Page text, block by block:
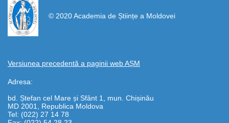
© 2020 Academia de Științe a Moldovei
Versiunea precedentă a paginii web AȘM
Adresa:
bd. Ștefan cel Mare și Sfânt 1, mun. Chișinău
MD 2001, Republica Moldova
Tel: (022) 27 14 78